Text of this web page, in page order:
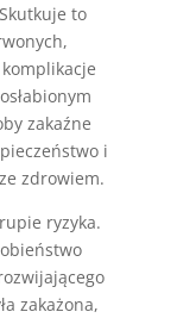
to
zakaźne
i
zdrowiem.
ryzyka.
zakażona,